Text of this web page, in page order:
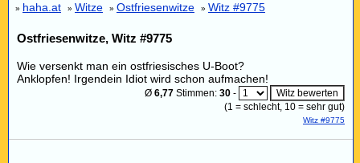
» haha.at » Witze » Ostfriesenwitze » Witz #9775
Ostfriesenwitze, Witz #9775
Wie versenkt man ein ostfriesisches U-Boot?
Anklopfen! Irgendein Idiot wird schon aufmachen!
Ø 6,77 Stimmen: 30 -
(1 = schlecht, 10 = sehr gut)
Witz #9775